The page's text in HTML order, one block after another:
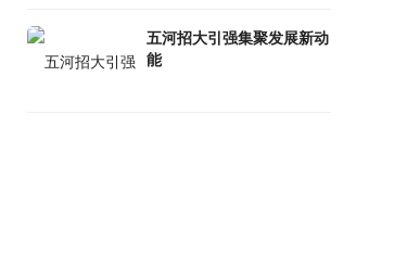
五河招大引强集聚发展新动
能